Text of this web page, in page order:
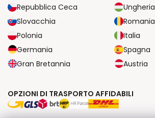
Repubblica Ceca
Ungheria
Slovacchia
Romania
Polonia
Italia
Germania
Spagna
Gran Bretannia
Austria
OPZIONI DI TRASPORTO AFFIDABILI